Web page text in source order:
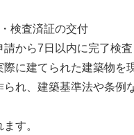
検査済証の交付
から7日以内に完了検査
に建てられた建築物を
られ、建築基準法や条例
す。